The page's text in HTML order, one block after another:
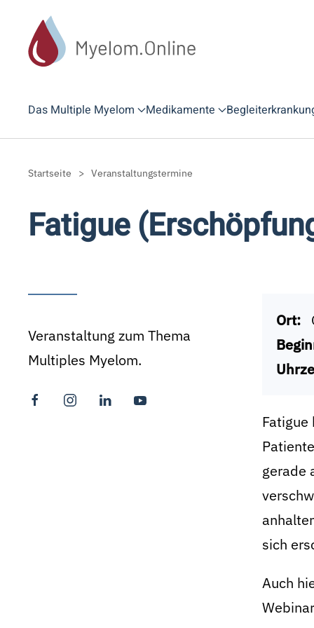
Zum Hauptinhalt springen
Das Multiple Myelom Medikamente
Startseite Veranstaltungstermine
Fatigue
Veranstaltung zum Thema
Multiples Myelom.
Ort:
Fatigue
gerade
sich
Auch